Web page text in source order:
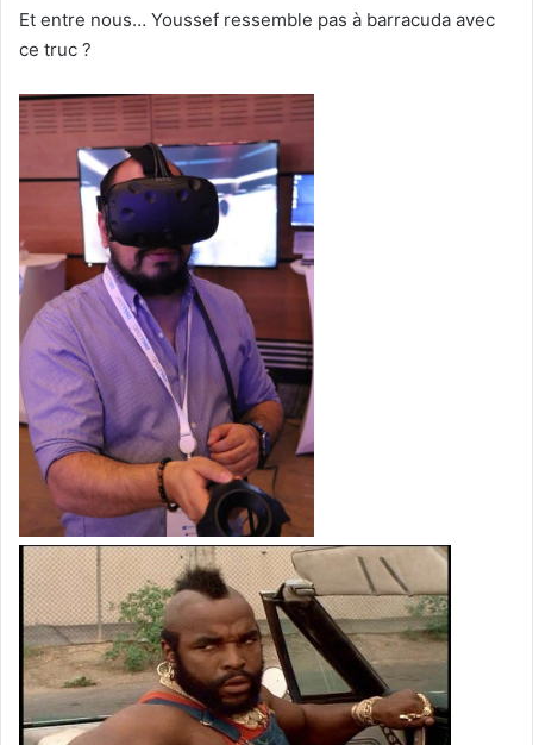
Et entre nous… Youssef ressemble pas à barracuda avec
ce truc ?